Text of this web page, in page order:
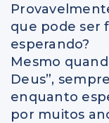
que pode ser
esperando?
Mesmo
Deus”,
enquanto
por muitos